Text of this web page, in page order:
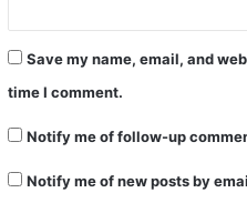
Save my name, email, and
time I comment.
Notify me of follow-up
Notify me of new posts by